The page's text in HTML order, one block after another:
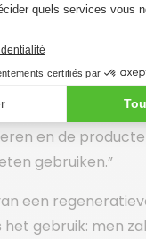
allemaal
en de kosten. Dat
dat vraagt veel
zelfs een andere
want men zal
en de
gebruiken.”
een
gebruik: men